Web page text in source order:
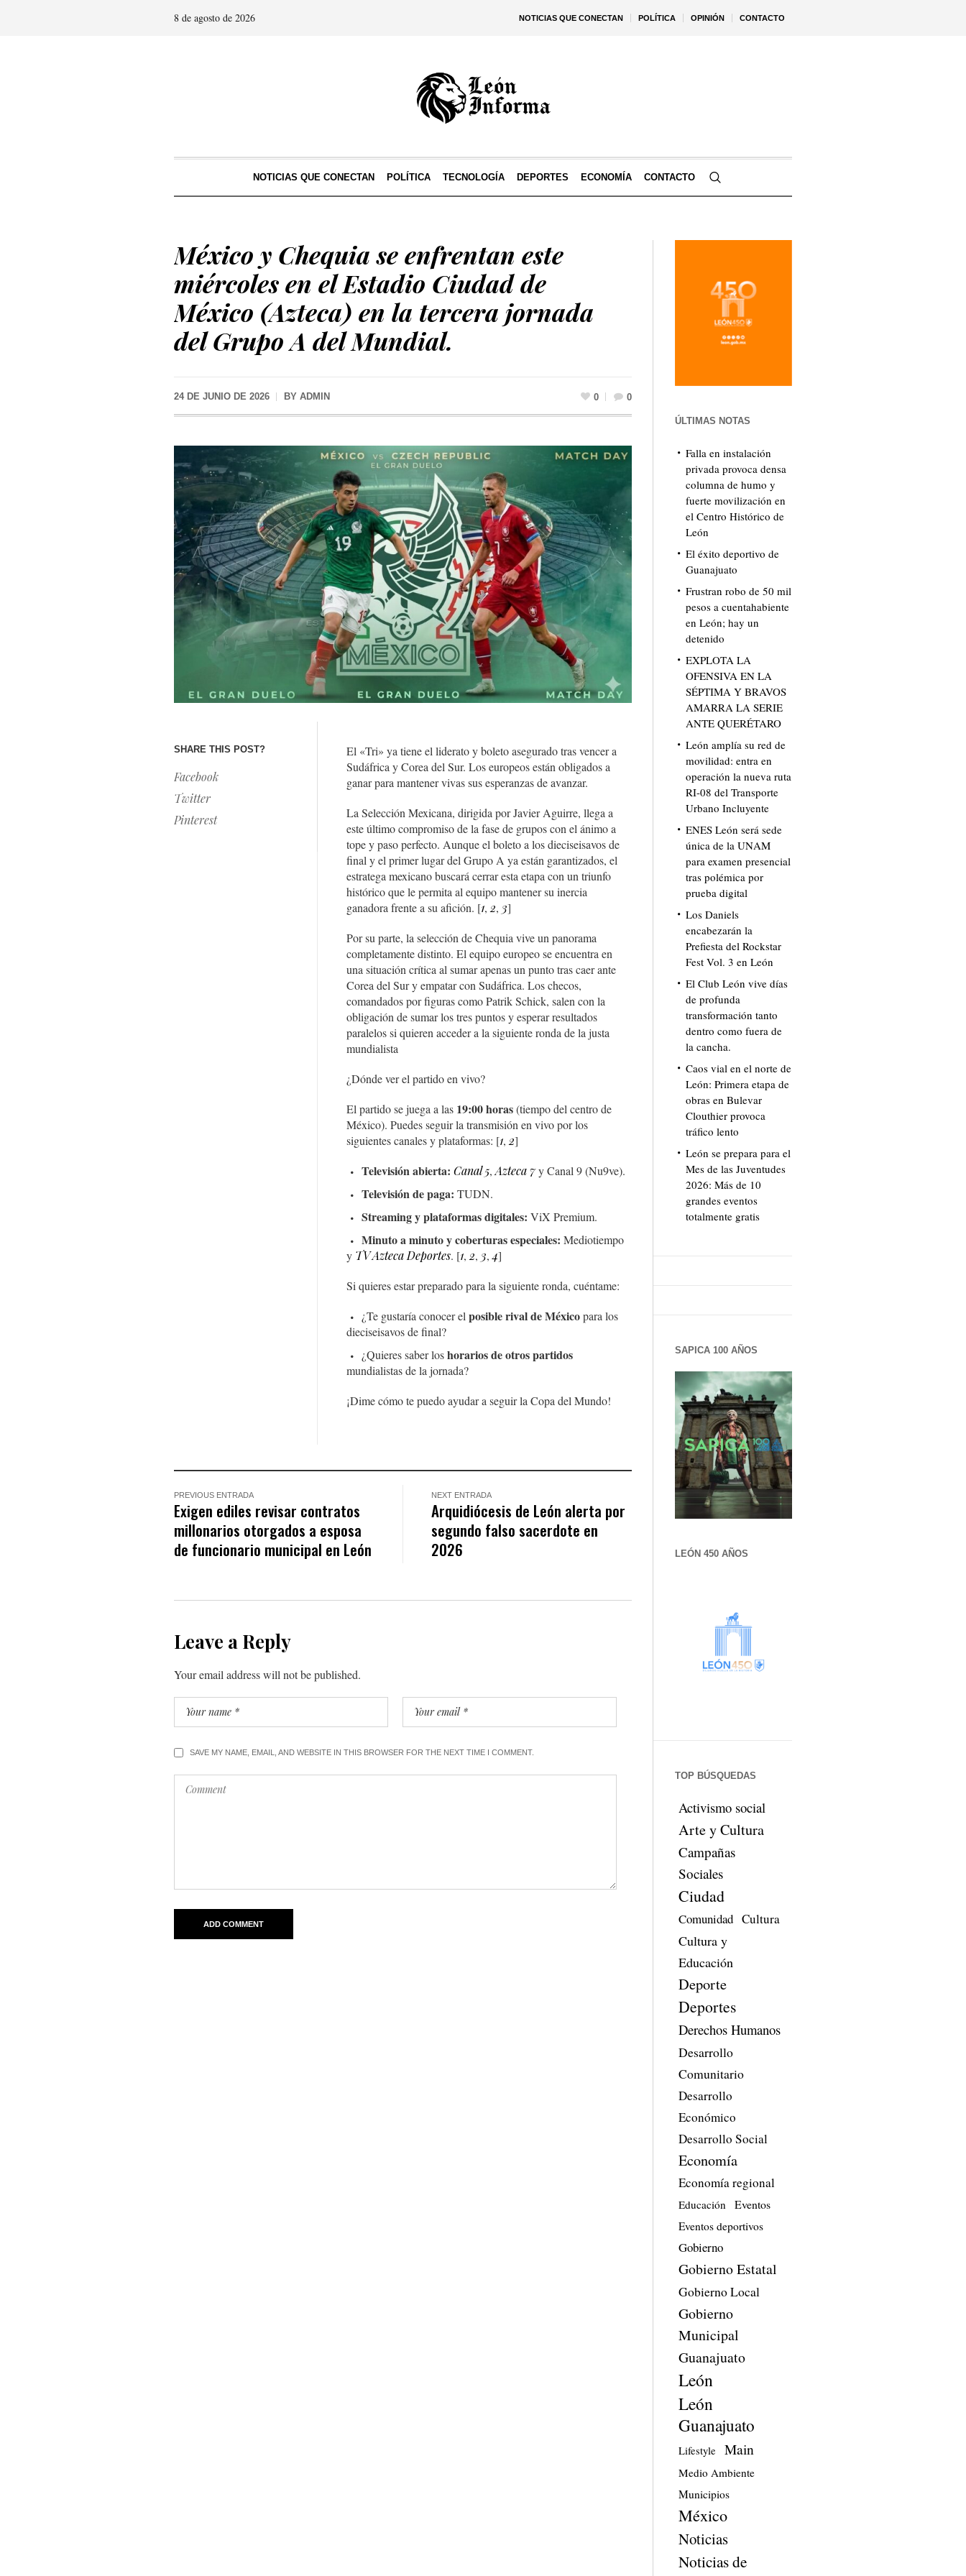
NOTICIAS QUE CONECTAN POLÍTICA OPINIÓN CONTACTO
8 de agosto de 2026
NOTICIAS QUE CONECTAN POLÍTICA TECNOLOGÍA DEPORTES ECONOMÍA CONTACTO
México y Chequia se enfrentan este
miércoles en el Estadio Ciudad de
México (Azteca) en la tercera jornada
del Grupo A del Mundial.
24 DE JUNIO DE 2026 BY ADMIN 0 0
SHARE THIS POST?
Facebook
Twitter
Pinterest
El «Tri» ya tiene el liderato y boleto asegurado tras vencer a
Sudáfrica y Corea del Sur. Los europeos están obligados a
ganar para mantener vivas sus esperanzas de avanzar.
La Selección Mexicana, dirigida por Javier Aguirre, llega a
este último compromiso de la fase de grupos con el ánimo a
tope y paso perfecto. Aunque el boleto a los dieciseisavos de
final y el primer lugar del Grupo A ya están garantizados, el
estratega mexicano buscará cerrar esta etapa con un triunfo
histórico que le permita al equipo mantener su inercia
ganadora frente a su afición. [1, 2, 3]
Por su parte, la selección de Chequia vive un panorama
completamente distinto. El equipo europeo se encuentra en
una situación crítica al sumar apenas un punto tras caer ante
Corea del Sur y empatar con Sudáfrica. Los checos,
comandados por figuras como Patrik Schick, salen con la
obligación de sumar los tres puntos y esperar resultados
paralelos si quieren acceder a la siguiente ronda de la justa
mundialista
¿Dónde ver el partido en vivo?
El partido se juega a las 19:00 horas(tiempo del centro de
México). Puedes seguir la transmisión en vivo por los
siguientes canales y plataformas: [1, 2]
Televisión abierta: Canal 5, Azteca 7y Canal 9 (Nu9ve).
Televisión de paga: TUDN.
Streaming y plataformas digitales: ViX Premium.
Minuto a minuto y coberturas especiales: Mediotiempo
y TV Azteca Deportes. [1, 2, 3,4]
Si quieres estar preparado para la siguiente ronda, cuéntame:
¿Te gustaría conocer el posible rival de Méxicopara los
dieciseisavos de final?
¿Quieres saber loshorarios de otros partidos
mundialistas de la jornada?
¡Dime cómo te puedo ayudar a seguir la Copa del Mundo!
PREVIOUS ENTRADA
Exigen ediles revisar contratos
millonarios otorgados a esposa
de funcionario municipal en León
NEXT ENTRADA
Arquidiócesis de León alerta por
segundo falso sacerdote en
2026
Leave a Reply
Your email address will not be published.
SAVE MY NAME, EMAIL, AND WEBSITE IN THIS BROWSER FOR THE NEXT TIME I COMMENT.
ÚLTIMAS NOTAS
Falla en instalación
privada provoca densa
columna de humo y
fuerte movilización en
el Centro Histórico de
León
El éxito deportivo de
Guanajuato
Frustran robo de 50 mil
pesos a cuentahabiente
en León; hay un
detenido
EXPLOTA LA
OFENSIVA EN LA
SÉPTIMA Y BRAVOS
AMARRA LA SERIE
ANTE QUERÉTARO
León amplía su red de
movilidad: entra en
operación la nueva ruta
RI-08 del Transporte
Urbano Incluyente
ENES León será sede
única de la UNAM
para examen presencial
tras polémica por
prueba digital
Los Daniels
encabezarán la
Prefiesta del Rockstar
Fest Vol. 3 en León
El Club León vive días
de profunda
transformación tanto
dentro como fuera de
la cancha.
Caos vial en el norte de
León: Primera etapa de
obras en Bulevar
Clouthier provoca
tráfico lento
León se prepara para el
Mes de las Juventudes
2026: Más de 10
grandes eventos
totalmente gratis
SAPICA 100 AÑOS
LEÓN 450 AÑOS
TOP BÚSQUEDAS
Activismo social
Arte y Cultura
Campañas
Sociales
Ciudad
Comunidad Cultura
Cultura y
Educación
Deporte
Deportes
Derechos Humanos
Desarrollo
Comunitario
Desarrollo
Económico
Desarrollo Social
Economía
Economía regional
Educación Eventos
Eventos deportivos
Gobierno
Gobierno Estatal
Gobierno Local
Gobierno
Municipal
Guanajuato
León
León
Guanajuato
Lifestyle Main
Medio Ambiente
Municipios
México
Noticias
Noticias de